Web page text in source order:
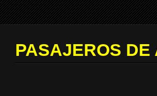
PASAJEROS DE